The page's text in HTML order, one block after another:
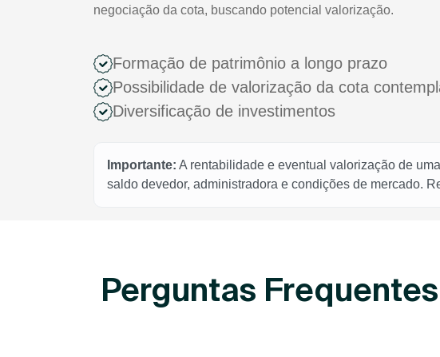
negociação da cota, buscando potencial valorização.
Formação de patrimônio a longo prazo
Possibilidade de valorização da cota
Diversificação de investimentos
Importante: A rentabilidade e eventual valorização de
saldo devedor, administradora e condições de mercado.
Perguntas